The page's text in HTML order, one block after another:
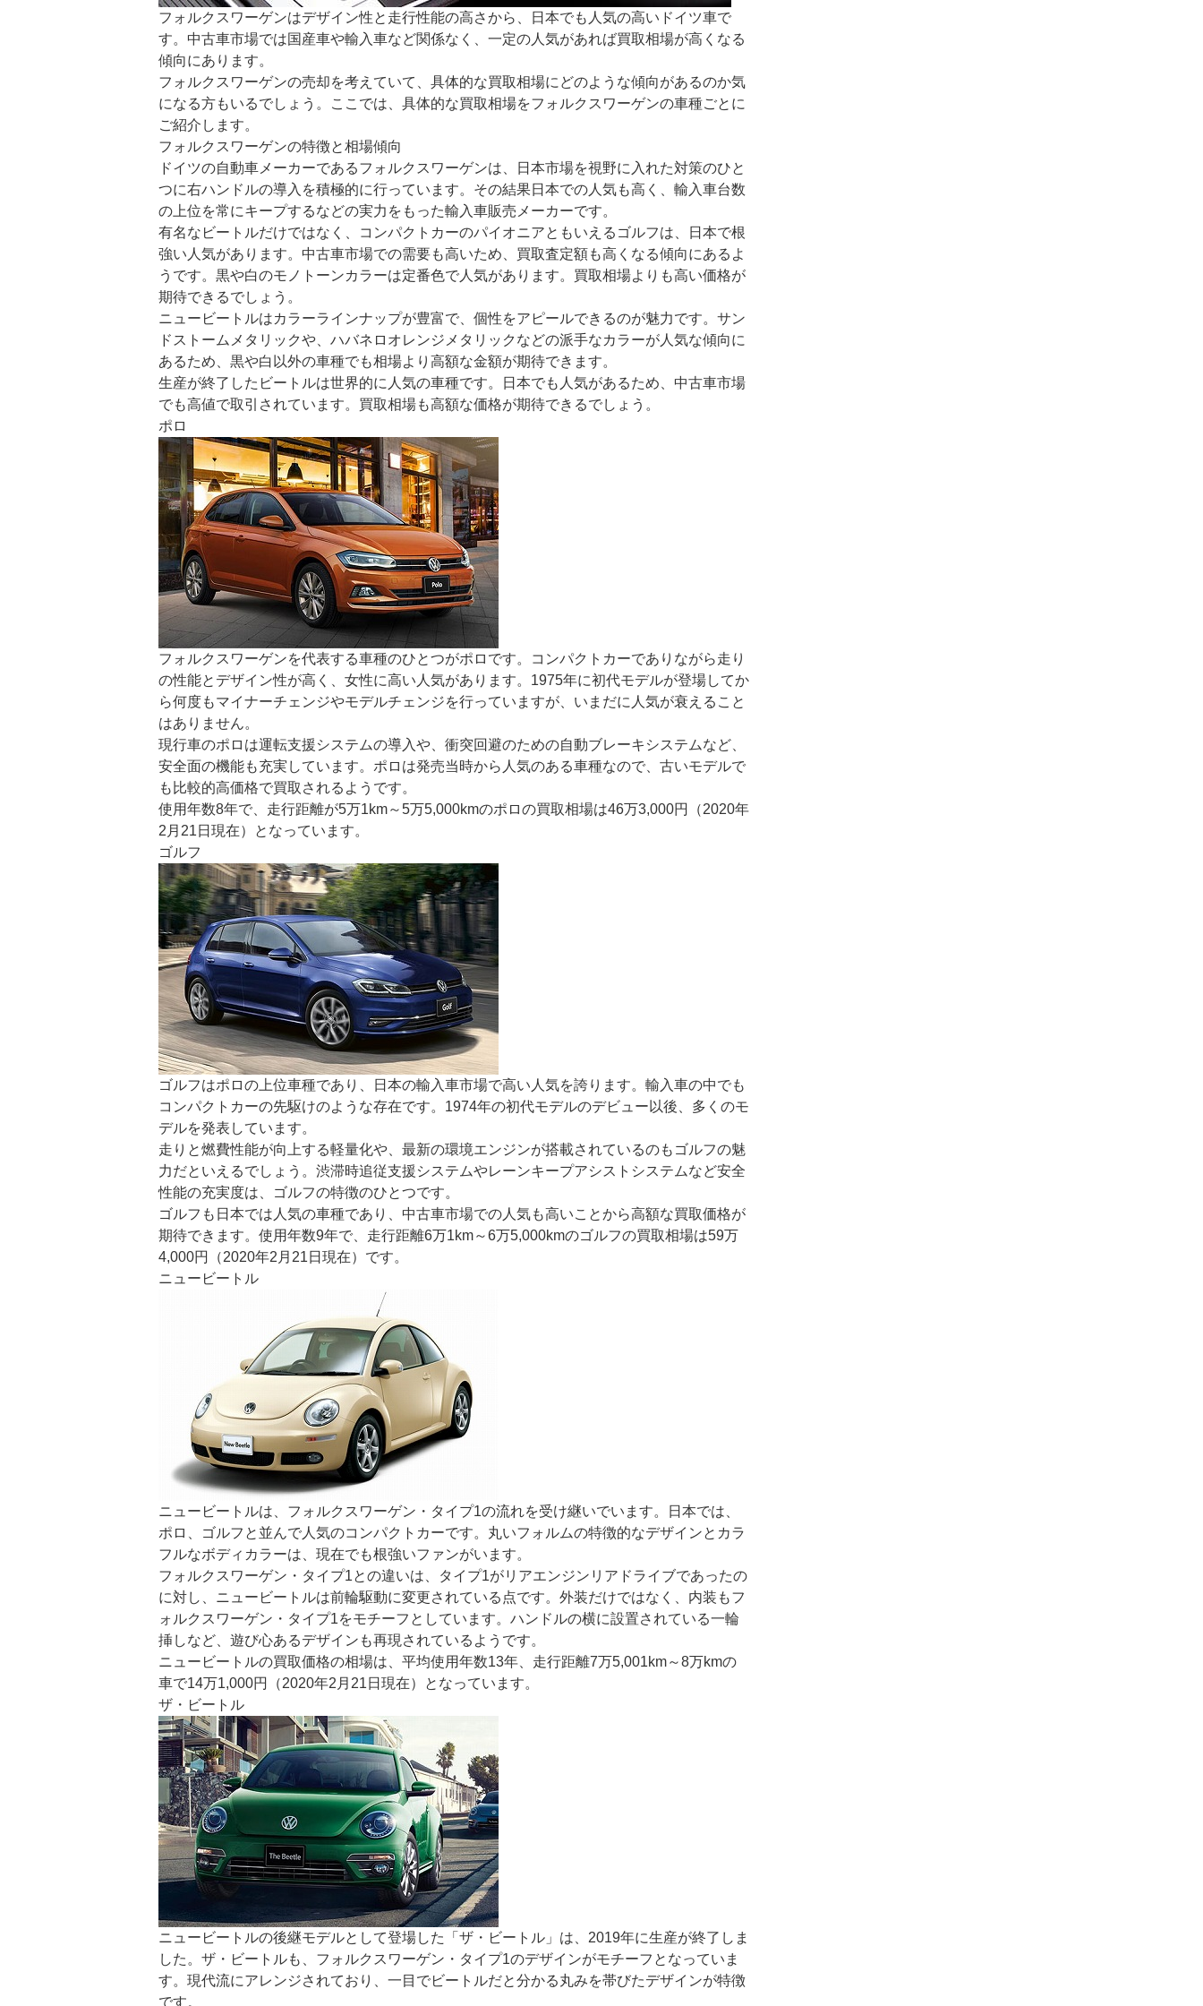
フォルクスワーゲンはデザイン性と走行性能の高さから、日本でも人気の高いドイツ車で
す。中古車市場では国産車や輸入車など関係なく、一定の人気があれば買取相場が高くなる
傾向にあります。
フォルクスワーゲンの売却を考えていて、具体的な買取相場にどのような傾向があるのか気
になる方もいるでしょう。ここでは、具体的な買取相場をフォルクスワーゲンの車種ごとに
ご紹介します。
フォルクスワーゲンの特徴と相場傾向
ドイツの自動車メーカーであるフォルクスワーゲンは、日本市場を視野に入れた対策のひと
つに右ハンドルの導入を積極的に行っています。その結果日本での人気も高く、輸入車台数
の上位を常にキープするなどの実力をもった輸入車販売メーカーです。
有名なビートルだけではなく、コンパクトカーのパイオニアともいえるゴルフは、日本で根
強い人気があります。中古車市場での需要も高いため、買取査定額も高くなる傾向にあるよ
うです。黒や白のモノトーンカラーは定番色で人気があります。買取相場よりも高い価格が
期待できるでしょう。
ニュービートルはカラーラインナップが豊富で、個性をアピールできるのが魅力です。サン
ドストームメタリックや、ハバネロオレンジメタリックなどの派手なカラーが人気な傾向に
あるため、黒や白以外の車種でも相場より高額な金額が期待できます。
生産が終了したビートルは世界的に人気の車種です。日本でも人気があるため、中古車市場
でも高値で取引されています。買取相場も高額な価格が期待できるでしょう。
ポロ
フォルクスワーゲンを代表する車種のひとつがポロです。コンパクトカーでありながら走り
の性能とデザイン性が高く、女性に高い人気があります。1975年に初代モデルが登場してか
ら何度もマイナーチェンジやモデルチェンジを行っていますが、いまだに人気が衰えること
はありません。
現行車のポロは運転支援システムの導入や、衝突回避のための自動ブレーキシステムなど、
安全面の機能も充実しています。ポロは発売当時から人気のある車種なので、古いモデルで
も比較的高価格で買取されるようです。
使用年数8年で、走行距離が5万1km～5万5,000kmのポロの買取相場は46万3,000円（2020年
2月21日現在）となっています。
ゴルフ
ゴルフはポロの上位車種であり、日本の輸入車市場で高い人気を誇ります。輸入車の中でも
コンパクトカーの先駆けのような存在です。1974年の初代モデルのデビュー以後、多くのモ
デルを発表しています。
走りと燃費性能が向上する軽量化や、最新の環境エンジンが搭載されているのもゴルフの魅
力だといえるでしょう。渋滞時追従支援システムやレーンキープアシストシステムなど安全
性能の充実度は、ゴルフの特徴のひとつです。
ゴルフも日本では人気の車種であり、中古車市場での人気も高いことから高額な買取価格が
期待できます。使用年数9年で、走行距離6万1km～6万5,000kmのゴルフの買取相場は59万
4,000円（2020年2月21日現在）です。
ニュービートル
ニュービートルは、フォルクスワーゲン・タイプ1の流れを受け継いでいます。日本では、
ポロ、ゴルフと並んで人気のコンパクトカーです。丸いフォルムの特徴的なデザインとカラ
フルなボディカラーは、現在でも根強いファンがいます。
フォルクスワーゲン・タイプ1との違いは、タイプ1がリアエンジンリアドライブであったの
に対し、ニュービートルは前輪駆動に変更されている点です。外装だけではなく、内装もフ
ォルクスワーゲン・タイプ1をモチーフとしています。ハンドルの横に設置されている一輪
挿しなど、遊び心あるデザインも再現されているようです。
ニュービートルの買取価格の相場は、平均使用年数13年、走行距離7万5,001km～8万kmの
車で14万1,000円（2020年2月21日現在）となっています。
ザ・ビートル
ニュービートルの後継モデルとして登場した「ザ・ビートル」は、2019年に生産が終了しま
した。ザ・ビートルも、フォルクスワーゲン・タイプ1のデザインがモチーフとなっていま
す。現代流にアレンジされており、一目でビートルだと分かる丸みを帯びたデザインが特徴
です。